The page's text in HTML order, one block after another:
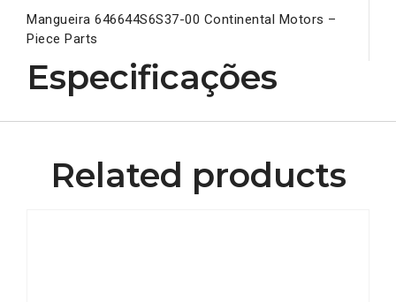
Mangueira 646644S6S37-00 Continental Motors –
Piece Parts
Especificações
Related products